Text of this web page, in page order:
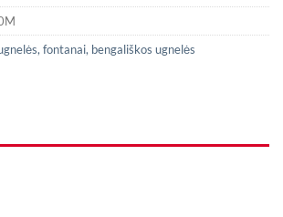
fontanai, bengališkos ugnelės